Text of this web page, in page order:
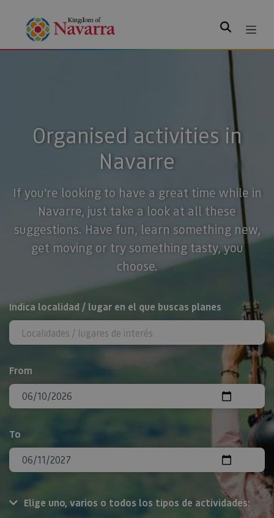
Search
Organised activities in
Navarre
If you’re looking to have a great time while in
Navarre, just take a look at all these
suggestions. Have fun, learn something new,
get moving or try something tasty, you
choose.
Search
Indica localidad / lugar en el que buscas planes
From
To
Elige uno, varios o todos los tipos de actividades: